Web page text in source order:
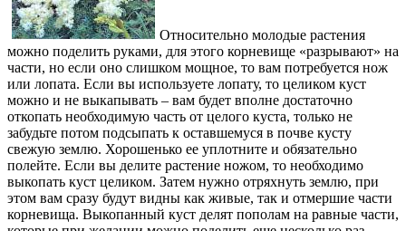
Относительно молодые растения
можно поделить руками, для этого корневище «разрывают» на
части, но если оно слишком мощное, то вам потребуется нож
или лопата. Если вы используете лопату, то целиком куст
можно и не выкапывать – вам будет вполне достаточно
откопать необходимую часть от целого куста, только не
забудьте потом подсыпать к оставшемуся в почве кусту
свежую землю. Хорошенько ее уплотните и обязательно
полейте. Если вы делите растение ножом, то необходимо
выкопать куст целиком. Затем нужно отряхнуть землю, при
этом вам сразу будут видны как живые, так и отмершие части
корневища. Выкопанный куст делят пополам на равные части,